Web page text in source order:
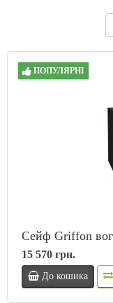
ПОПУЛЯРНІ
Сейф Griffon
15 570 грн.
До кошика